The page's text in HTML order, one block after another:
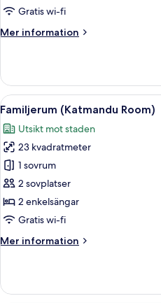
Gratis wi-fi
Mer information
Mer
(Xtra
Katmandu)
Öppna
alla
foton
för
Familjerum
(Katmandu
Room)
3
Familjerum (Katmandu Room)
Utsikt mot staden
23 kvadratmeter
1 sovrum
2 sovplatser
2 enkelsängar
Gratis wi-fi
Mer information
Mer
(Katmandu